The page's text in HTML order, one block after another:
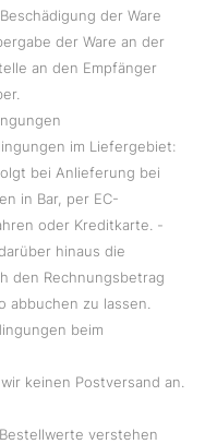
der Ware
der Ware an der
an den Empfänger
im Liefergebiet:
bei Anlieferung bei
in Bar, per EC-
oder Kreditkarte. -
hinaus die
den Rechnungsbetrag
abbuchen zu lassen.
beim
keinen Postversand an.
verstehen